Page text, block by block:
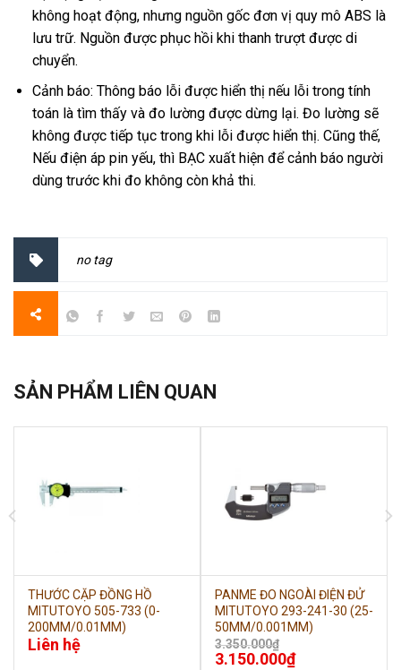
không hoạt động, nhưng nguồn gốc đơn vị quy mô ABS là
lưu trữ. Nguồn được phục hồi khi thanh trượt được di
chuyển.
Cảnh báo: Thông báo lỗi được hiển thị nếu lỗi trong tính
toán là tìm thấy và đo lường được dừng lại. Đo lường sẽ
không được tiếp tục trong khi lỗi được hiển thị. Cũng thế,
Nếu điện áp pin yếu, thì BẠC xuất hiện để cảnh báo người
dùng trước khi đo không còn khả thi.
no tag
SẢN PHẨM LIÊN QUAN
THƯỚC CẶP ĐỒNG HỒ
MITUTOYO 505-733 (0-
200MM/0.01MM)
Liên hệ
PANME ĐO NGOÀI ĐIỆN ĐỬ
MITUTOYO 293-241-30 (25-
50MM/0.001MM)
3.350.000₫
3.150.000₫